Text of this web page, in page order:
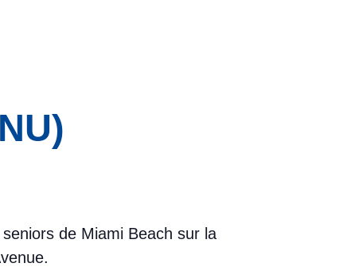
de Miami Beach sur la